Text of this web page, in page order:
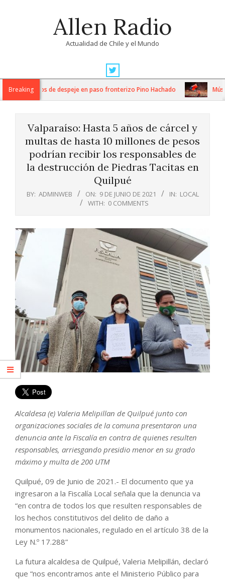
Allen Radio
Actualidad de Chile y el Mundo
Navigation
MenuBreaking
trabajos de despeje en paso fronterizo Pino Hachado
Valparaíso: Hasta 5 años de cárcel y
multas de hasta 10 millones de pesos
podrían recibir los responsables de
la destrucción de Piedras Tacitas en
Quilpué
BY: ADMINWEB ON: 9 DE JUNIO DE 2021 IN: LOCAL
WITH: 0 COMMENTS
Alcaldesa (e) Valeria Melipillan de Quilpué junto con
organizaciones sociales de la comuna presentaron una
denuncia ante la Fiscalía en contra de quienes resulten
responsables, arriesgando presidio menor en su grado
máximo y multa de 200 UTM
Quilpué, 09 de Junio de 2021.- El documento que ya
ingresaron a la Fiscalía Local señala que la denuncia va
“en contra de todos los que resulten responsables de
los hechos constitutivos del delito de daño a
monumentos nacionales, regulado en el artículo 38 de la
Ley N.º 17.288”
La futura alcaldesa de Quilpué, Valeria Melipillán, declaró
que “nos encontramos ante el Ministerio Público para